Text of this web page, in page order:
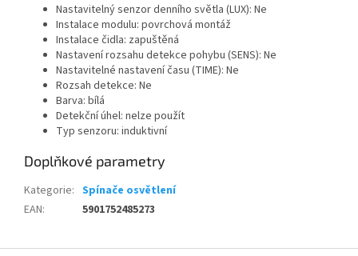
Nastavitelný senzor denního světla (LUX): Ne
Instalace modulu: povrchová montáž
Instalace čidla: zapuštěná
Nastavení rozsahu detekce pohybu (SENS): Ne
Nastavitelné nastavení času (TIME): Ne
Rozsah detekce: Ne
Barva: bílá
Detekční úhel: nelze použít
Typ senzoru: induktivní
Doplňkové parametry
Kategorie: Spínače osvětlení
EAN: 5901752485273